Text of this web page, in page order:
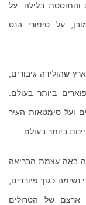
והתוססת בלילה. על
על סיפורי הנס
ארץ שהולידה גיבורים,
ביותר בעולם.
ועל סימטאות העיר
ביותר בעולם.
באה עצמת הבריאה
כגון: פיורדים,
ארצם של הטרולים